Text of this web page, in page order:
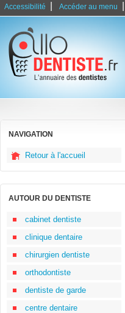
Accessibilité Accéder au menu
NAVIGATION
Retour à l'accueil
AUTOUR DU DENTISTE
cabinet dentiste
clinique dentaire
chirurgien dentiste
orthodontiste
dentiste de garde
centre dentaire